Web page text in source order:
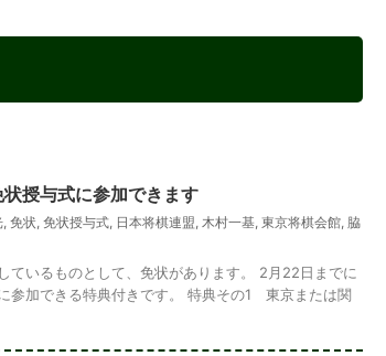
授与式に参加できます
, 免状, 免状授与式, 日本将棋連盟, 木村一基, 東京将棋会館, 脇
ているものとして、免状があります。 2月22日までに
参加できる特典付きです。 特典その1 東京または関